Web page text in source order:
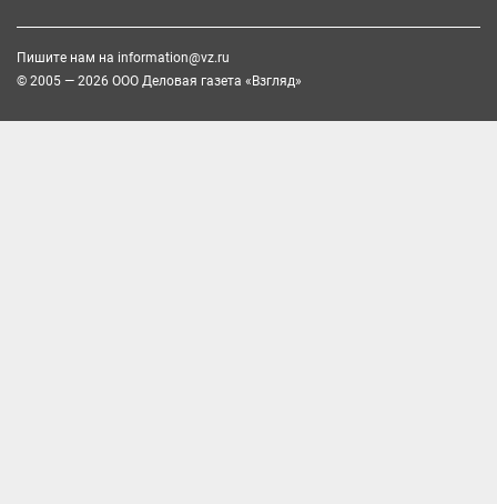
Пишите нам на information@vz.ru
© 2005 — 2026 ООО Деловая газета «Взгляд»